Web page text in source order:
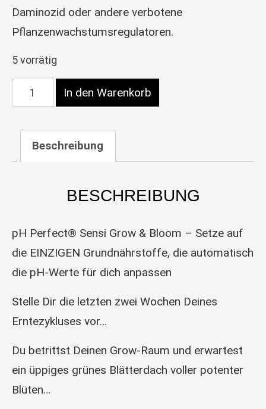
Daminozid oder andere verbotene
Pflanzenwachstumsregulatoren.
5 vorrätig
Advanced Nutrients pH Perfect Sensi Bloom Part
In den Warenkorb
Beschreibung
BESCHREIBUNG
pH Perfect® Sensi Grow & Bloom – Setze auf
die EINZIGEN Grundnährstoffe, die automatisch
die pH-Werte für dich anpassen
Stelle Dir die letzten zwei Wochen Deines
Erntezykluses vor…
Du betrittst Deinen Grow-Raum und erwartest
ein üppiges grünes Blätterdach voller potenter
Blüten…